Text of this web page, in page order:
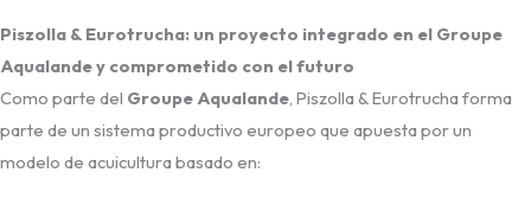
Piszolla & Eurotrucha: un proyecto integrado en el Groupe
Aqualande y comprometido con el futuro
Como parte del Groupe Aqualande, Piszolla & Eurotrucha forma
parte de un sistema productivo europeo que apuesta por un
modelo de acuicultura basado en: